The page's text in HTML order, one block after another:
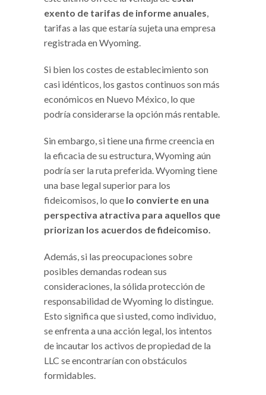
exento de tarifas de informe anuales,
tarifas a las que estaría sujeta una empresa
registrada en Wyoming.
Si bien los costes de establecimiento son
casi idénticos, los gastos continuos son más
económicos en Nuevo México, lo que
podría considerarse la opción más rentable.
Sin embargo, si tiene una firme creencia en
la eficacia de su estructura, Wyoming aún
podría ser la ruta preferida. Wyoming tiene
una base legal superior para los
fideicomisos, lo que lo convierte en una
perspectiva atractiva para aquellos que
priorizan los acuerdos de fideicomiso.
Además, si las preocupaciones sobre
posibles demandas rodean sus
consideraciones, la sólida protección de
responsabilidad de Wyoming lo distingue.
Esto significa que si usted, como individuo,
se enfrenta a una acción legal, los intentos
de incautar los activos de propiedad de la
LLC se encontrarían con obstáculos
formidables.